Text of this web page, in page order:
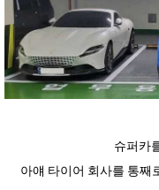
슈퍼카
아얘 타이어 회사를 통째